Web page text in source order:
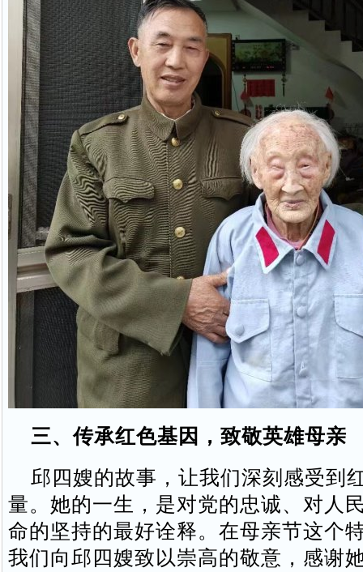
三、传承红色基因，致敬英雄母亲
邱四嫂的故事，让我们深刻感受到
量。她的一生，是对党的忠诚、对人
命的坚持的最好诠释。在母亲节这个
我们向邱四嫂致以崇高的敬意，感谢